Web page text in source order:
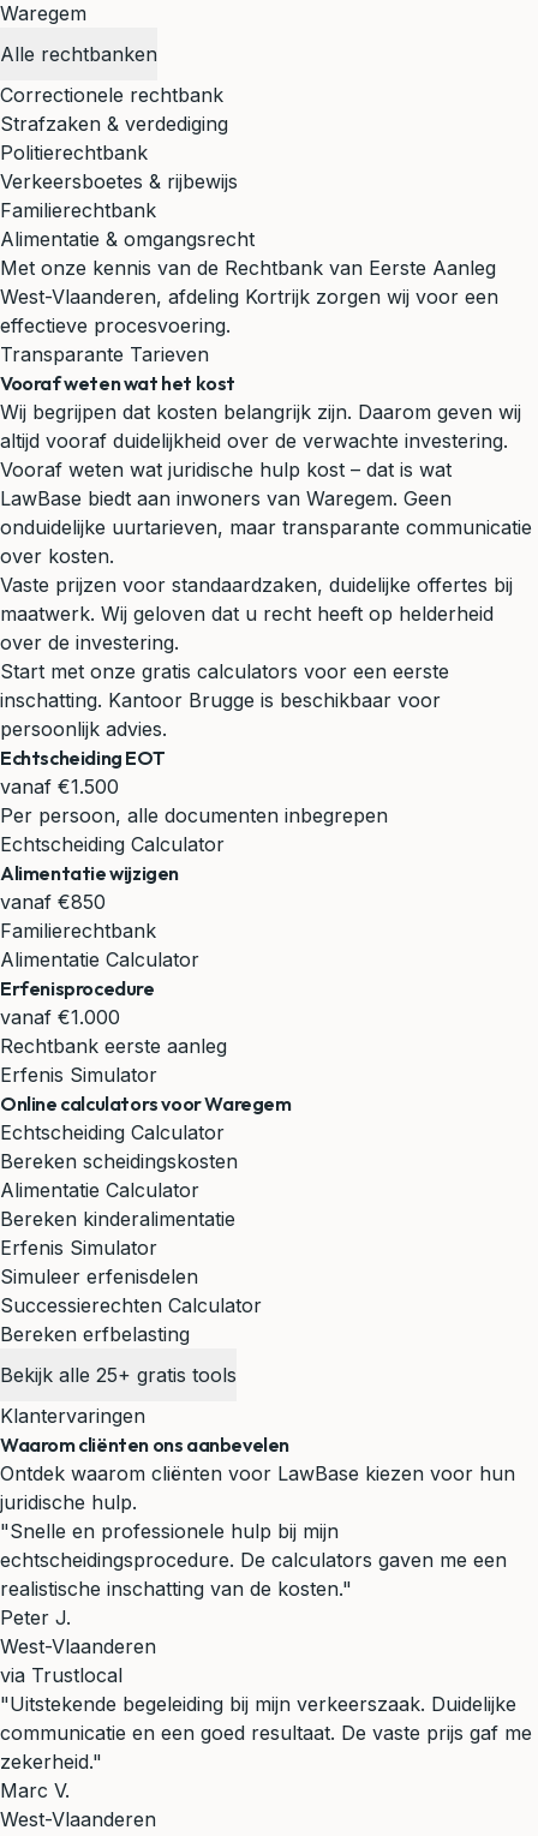
Waregem
Alle rechtbanken
Correctionele rechtbank
Strafzaken & verdediging
Politierechtbank
Verkeersboetes & rijbewijs
Familierechtbank
Alimentatie & omgangsrecht
Met onze kennis van de Rechtbank van Eerste Aanleg
West-Vlaanderen, afdeling Kortrijk zorgen wij voor een
effectieve procesvoering.
Transparante Tarieven
Vooraf weten wat het kost
Wij begrijpen dat kosten belangrijk zijn. Daarom geven wij
altijd vooraf duidelijkheid over de verwachte investering.
Vooraf weten wat juridische hulp kost – dat is wat
LawBase biedt aan inwoners van Waregem. Geen
onduidelijke uurtarieven, maar transparante communicatie
over kosten.
Vaste prijzen voor standaardzaken, duidelijke offertes bij
maatwerk. Wij geloven dat u recht heeft op helderheid
over de investering.
Start met onze gratis calculators voor een eerste
inschatting. Kantoor Brugge is beschikbaar voor
persoonlijk advies.
Echtscheiding EOT
vanaf €1.500
Per persoon, alle documenten inbegrepen
Echtscheiding Calculator
Alimentatie wijzigen
vanaf €850
Familierechtbank
Alimentatie Calculator
Erfenisprocedure
vanaf €1.000
Rechtbank eerste aanleg
Erfenis Simulator
Online calculators voor Waregem
Echtscheiding Calculator
Bereken scheidingskosten
Alimentatie Calculator
Bereken kinderalimentatie
Erfenis Simulator
Simuleer erfenisdelen
Successierechten Calculator
Bereken erfbelasting
Bekijk alle 25+ gratis tools
Klantervaringen
Waarom cliënten ons aanbevelen
Ontdek waarom cliënten voor LawBase kiezen voor hun
juridische hulp.
"Snelle en professionele hulp bij mijn
echtscheidingsprocedure. De calculators gaven me een
realistische inschatting van de kosten."
Peter J.
West-Vlaanderen
via Trustlocal
"Uitstekende begeleiding bij mijn verkeerszaak. Duidelijke
communicatie en een goed resultaat. De vaste prijs gaf me
zekerheid."
Marc V.
West-Vlaanderen